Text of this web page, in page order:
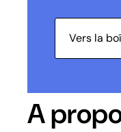
Vers la
A